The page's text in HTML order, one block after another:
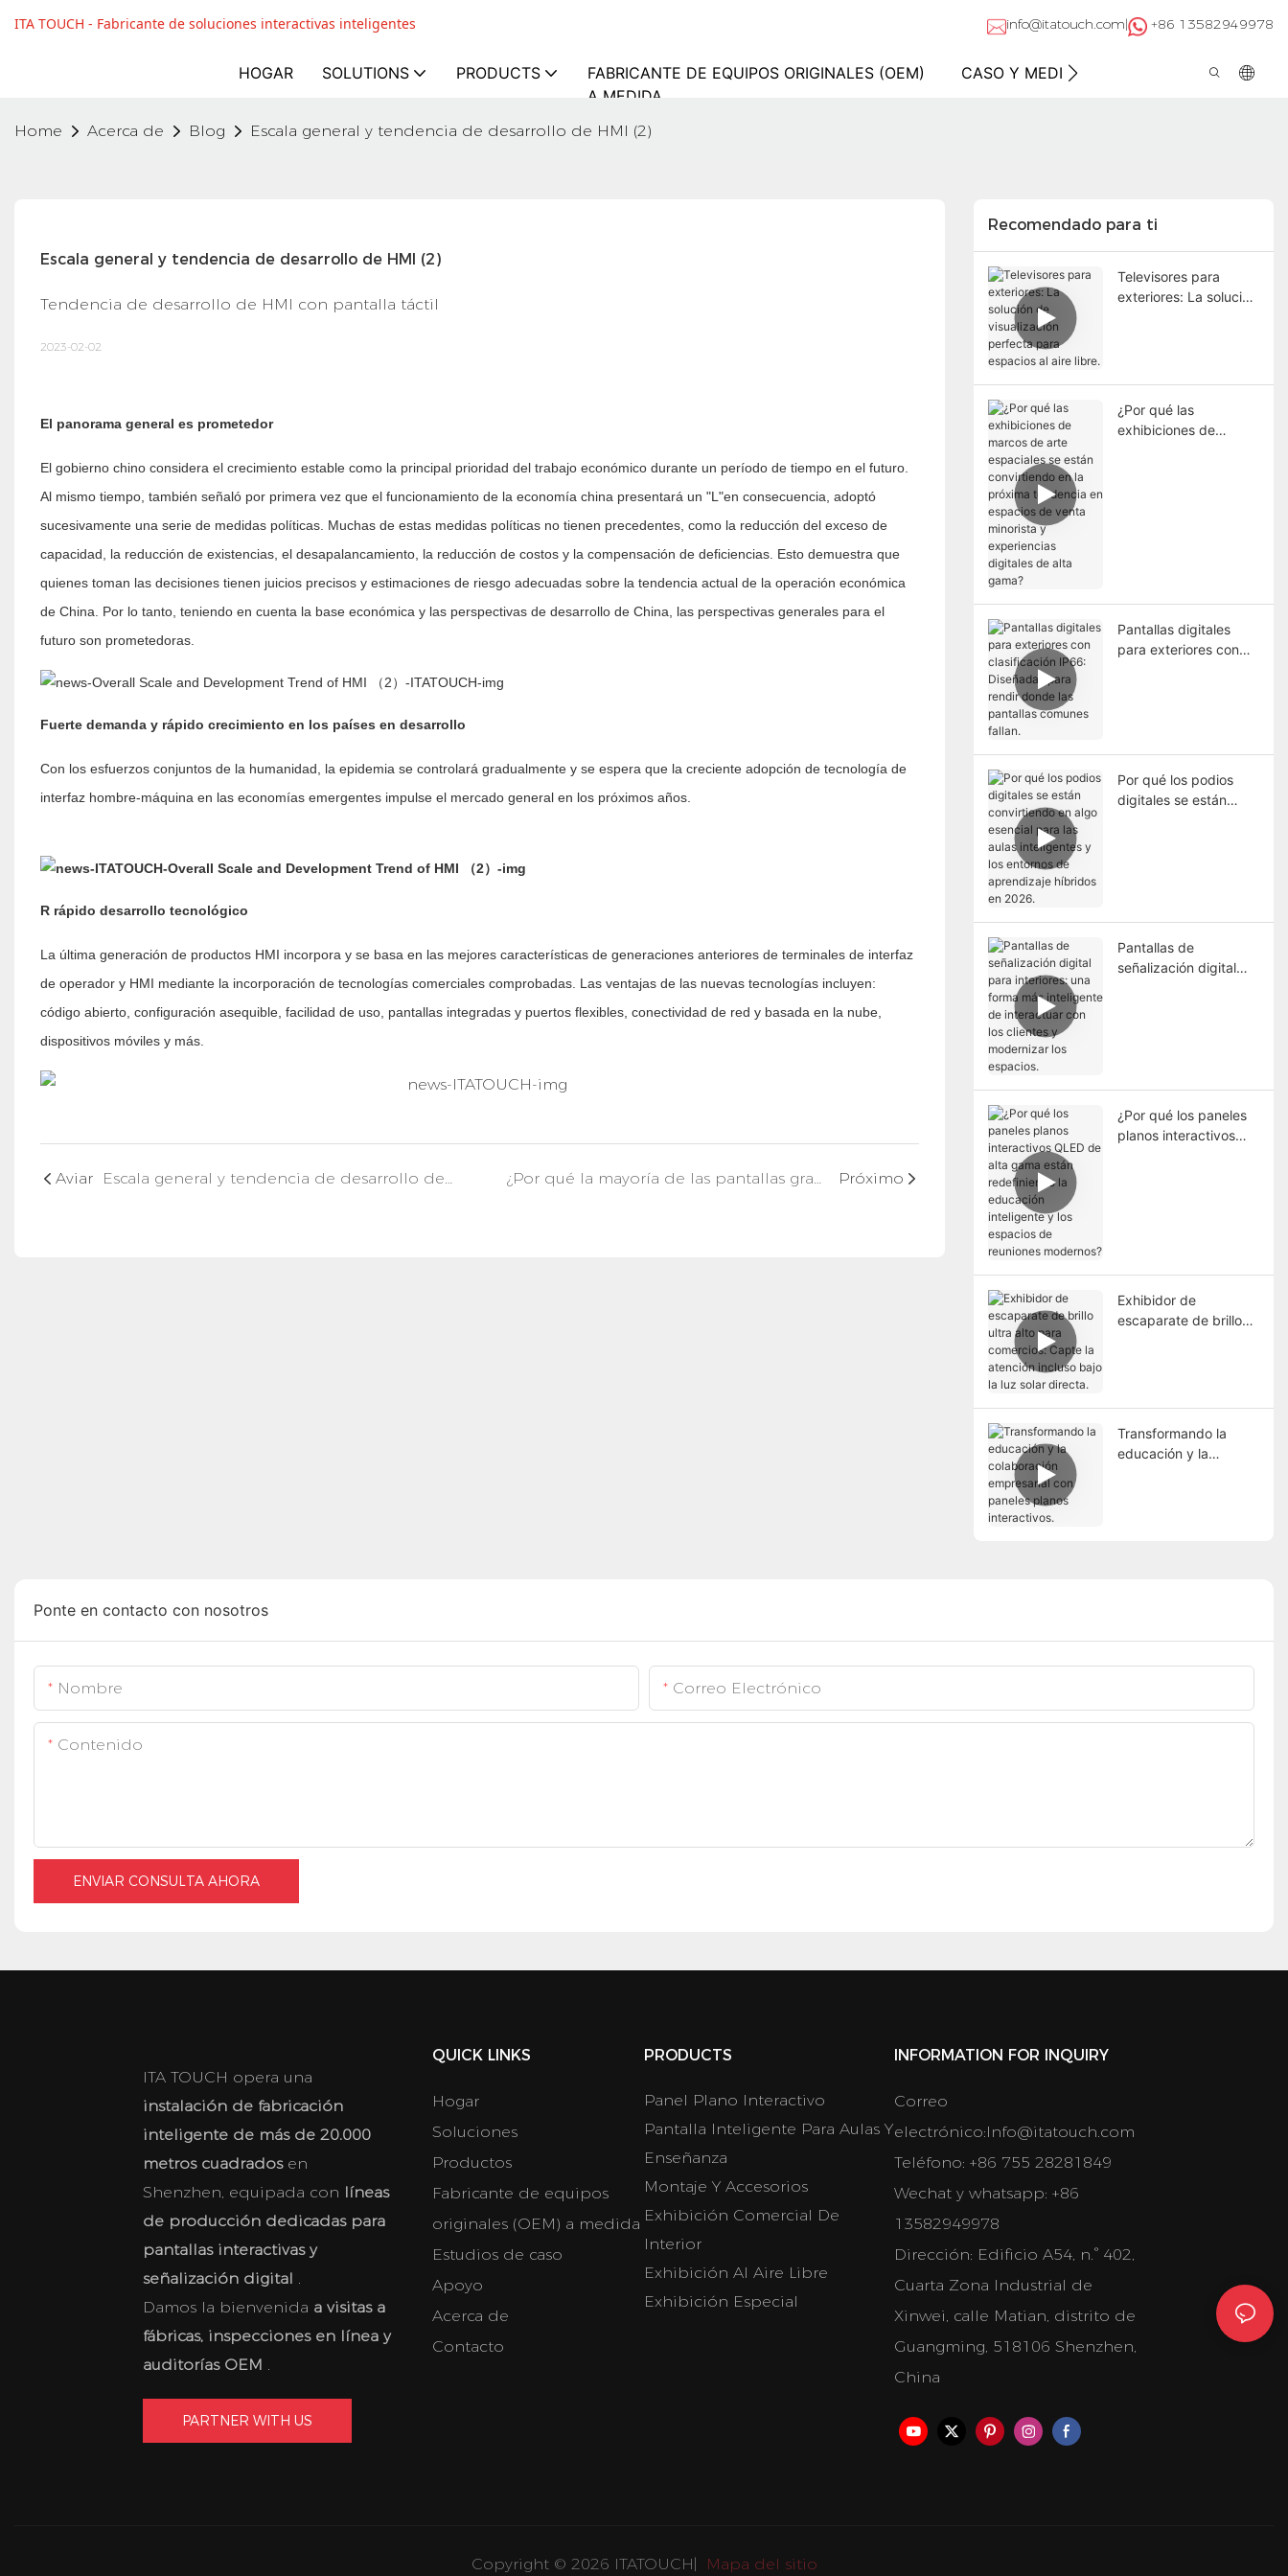
ITA TOUCH - Fabricante de soluciones interactivas inteligentes info@itatouch.com| +86 13582949978
HOGAR SOLUTIONS PRODUCTS
FABRICANTE DE EQUIPOS ORIGINALES (OEM)
A MEDIDA
CASO Y MEDIOS
Home Acerca de Blog Escala general y tendencia de desarrollo de HMI (2)
Escala general y tendencia de desarrollo de HMI (2)
Tendencia de desarrollo de HMI con pantalla táctil
2023-02-02
El panorama general es prometedor
El gobierno chino considera el crecimiento estable como la principal prioridad del trabajo económico durante un período de tiempo en el futuro.
Al mismo tiempo, también señaló por primera vez que el funcionamiento de la economía china presentará un "L"en consecuencia, adoptó
sucesivamente una serie de medidas políticas. Muchas de estas medidas políticas no tienen precedentes, como la reducción del exceso de
capacidad, la reducción de existencias, el desapalancamiento, la reducción de costos y la compensación de deficiencias. Esto demuestra que
quienes toman las decisiones tienen juicios precisos y estimaciones de riesgo adecuadas sobre la tendencia actual de la operación económica
de China. Por lo tanto, teniendo en cuenta la base económica y las perspectivas de desarrollo de China, las perspectivas generales para el
futuro son prometedoras.
Fuerte demanda y rápido crecimiento en los países en desarrollo
Con los esfuerzos conjuntos de la humanidad, la epidemia se controlará gradualmente y se espera que la creciente adopción de tecnología de
interfaz hombre-máquina en las economías emergentes impulse el mercado general en los próximos años.
Rrápido desarrollo tecnológico
La última generación de productos HMI incorpora y se basa en las mejores características de generaciones anteriores de terminales de interfaz
de operador y HMI mediante la incorporación de tecnologías comerciales comprobadas. Las ventajas de las nuevas tecnologías incluyen:
código abierto, configuración asequible, facilidad de uso, pantallas integradas y puertos flexibles, conectividad de red y basada en la nube,
dispositivos móviles y más.
Aviar Próximo
Recomendado para ti
Televisores para
exteriores: La solución
¿Por qué las
exhibiciones de
Pantallas digitales
para exteriores con
Por qué los podios
digitales se están
en 2026.
Pantallas de
señalización digital
¿Por qué los paneles
planos interactivos
Exhibidor de
escaparate de brillo
Transformando la
educación y la
Ponte en contacto con nosotros
Nombre Correo Electrónico
Contenido
ENVIAR CONSULTA AHORA
ITA TOUCH opera una
instalación de fabricación
inteligente de más de 20.000
metros cuadradosen
Shenzhen, equipada con líneas
de producción dedicadas para
pantallas interactivas y
señalización digital .
Damos la bienvenida a visitas a
fábricas, inspecciones en línea y
auditorías OEM .
PARTNER WITH US
QUICK LINKS
Hogar
Soluciones
Productos
Fabricante de equipos
originales (OEM) a medida
Estudios de caso
Apoyo
Acerca de
Contacto
PRODUCTS
Panel Plano Interactivo
Pantalla Inteligente Para Aulas Y
Enseñanza
Montaje Y Accesorios
Exhibición Comercial De
Interior
Exhibición Al Aire Libre
Exhibición Especial
INFORMATION FOR INQUIRY
Correo
electrónico:Info@itatouch.com
Teléfono: +86 755 28281849
Wechat y whatsapp: +86
13582949978
Dirección: Edificio A54, n.° 402,
Cuarta Zona Industrial de
Xinwei, calle Matian, distrito de
Guangming, 518106 Shenzhen,
China
Copyright © 2026 ITATOUCH| Mapa del sitio